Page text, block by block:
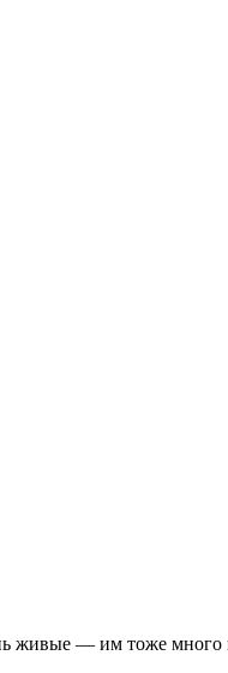
— им тоже много